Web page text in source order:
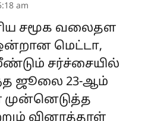
am
சமூக வலைதள
மெட்டா,
சர்ச்சையில்
ஜூலை 23-ஆம்
முன்னெடுத்த
வினாத்தாள்